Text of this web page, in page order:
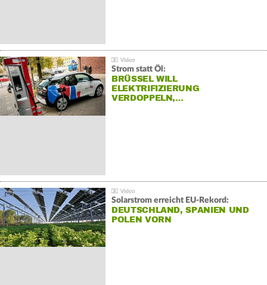
Strom statt Öl:
BRÜSSEL WILL
ELEKTRIFIZIERUNG
VERDOPPELN,…
Solarstrom erreicht EU-Rekord:
DEUTSCHLAND, SPANIEN UND
POLEN VORN